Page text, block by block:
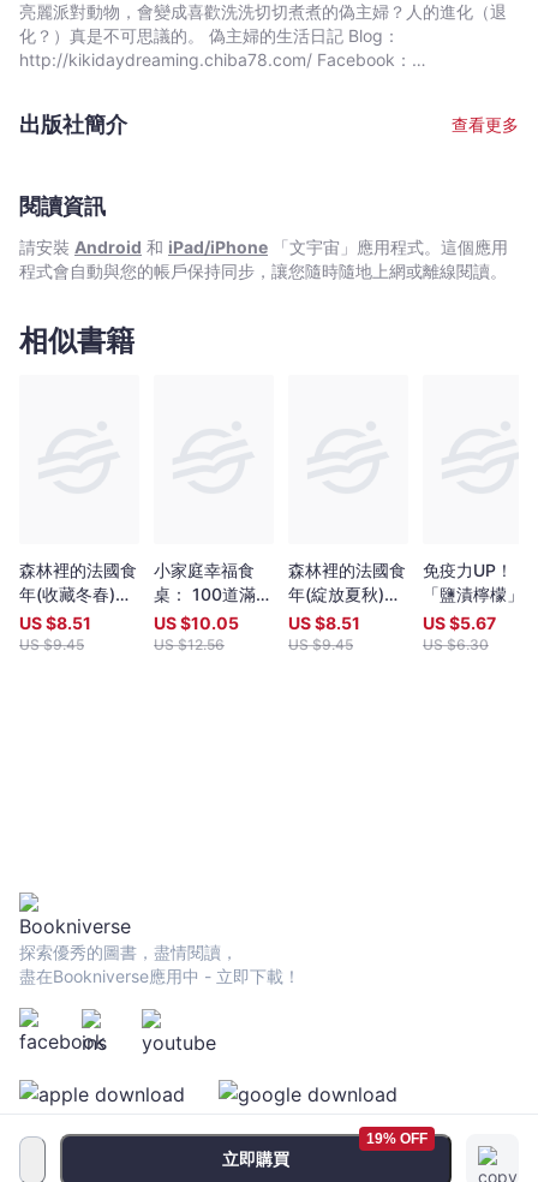
亮麗派對動物，會變成喜歡洗洗切切煮煮的偽主婦？人的進化（退
化？）真是不可思議的。 偽主婦的生活日記 Blog：
http://kikidaydreaming.chiba78.com/ Facebook：
出版社簡介 查看更多
閱讀資訊
請安裝 Android 和 iPad/iPhone 「文宇宙」應用程式。這個應用
程式會自動與您的帳戶保持同步，讓您隨時隨地上網或離線閱讀。
相似書籍
森林裡的法國食
年(收藏冬春)：
十年飲食全記
錄，跟著當地人
US $8.51
US $9.45
小家庭幸福食
桌： 100道滿足
家人胃口的百變
料理
US $10.05
US $12.56
森林裡的法國食
年(綻放夏秋)：
十年飲食全記
錄，跟著當地人
US $8.51
US $9.45
免疫力UP！
「鹽漬檸檬」
能調味料活用
譜強勢回歸：
US $5.67
US $6.30
立即購買
19% OFF
探索優秀的圖書，盡情閱讀，
盡在Bookniverse應用中 - 立即下載！